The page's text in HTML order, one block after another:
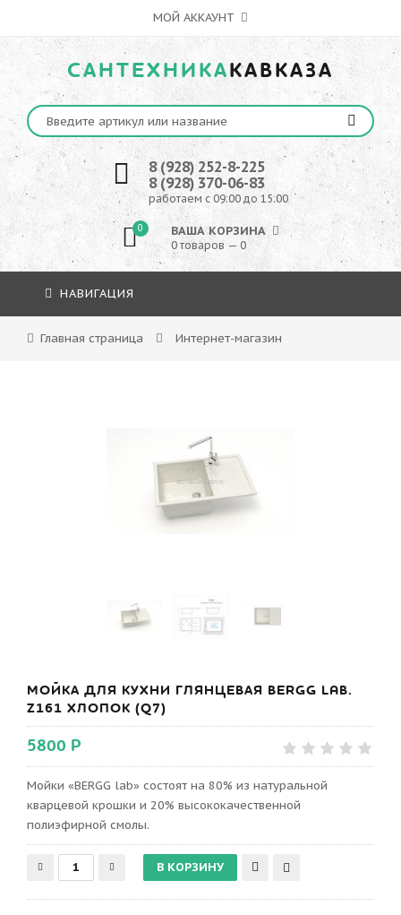
МОЙ АККАУНТ
САНТЕХНИКАКАВКАЗА
8 (928) 252-8-225
8 (928) 370-06-83
работаем с 09:00 до 15:00
0 ВАША КОРЗИНА
0 товаров — 0
НАВИГАЦИЯ
Главная страница Интернет-магазин
МОЙКА ДЛЯ КУХНИ ГЛЯНЦЕВАЯ BERGG LAB.
Z161 ХЛОПОК (Q7)
5800 Р
Мойки «BERGG lab» состоят на 80% из натуральной
кварцевой крошки и 20% высококачественной
полиэфирной смолы.